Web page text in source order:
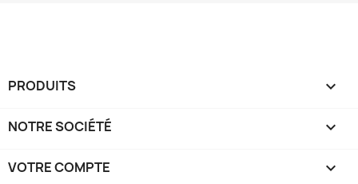
PRODUITS 
NOTRE SOCIÉTÉ 
VOTRE COMPTE 